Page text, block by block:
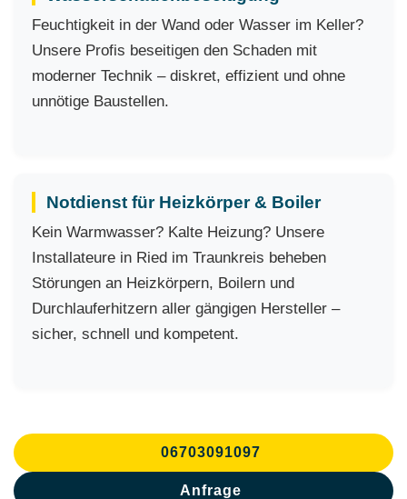
Feuchtigkeit in der Wand oder Wasser im Keller?
Unsere Profis beseitigen den Schaden mit
moderner Technik – diskret, effizient und ohne
unnötige Baustellen.
Notdienst für Heizkörper & Boiler
Kein Warmwasser? Kalte Heizung? Unsere
Installateure in Ried im Traunkreis beheben
Störungen an Heizkörpern, Boilern und
Durchlauferhitzern aller gängigen Hersteller –
sicher, schnell und kompetent.
06703091097
Anfrage